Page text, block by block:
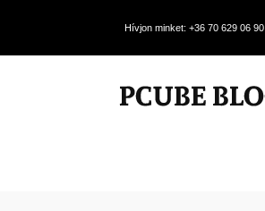
Hívjon minket: +36 70 629 06 90